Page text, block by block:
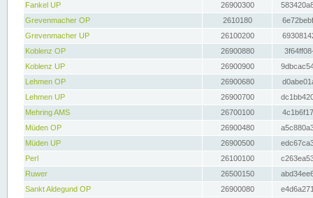
Fankel UP
26900300
Grevenmacher OP
2610180
Grevenmacher UP
26100200
Koblenz OP
26900880
Koblenz UP
26900900
Lehmen OP
26900680
Lehmen UP
26900700
Mehring AMS
26700100
Müden OP
26900480
Müden UP
26900500
Perl
26100100
Ruwer
26500150
Sankt Aldegund OP
26900080